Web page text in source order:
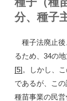
分、種子
種子法廃止後
るため、34の
[5]。しかし、
であるが、こ
種苗事業の民営